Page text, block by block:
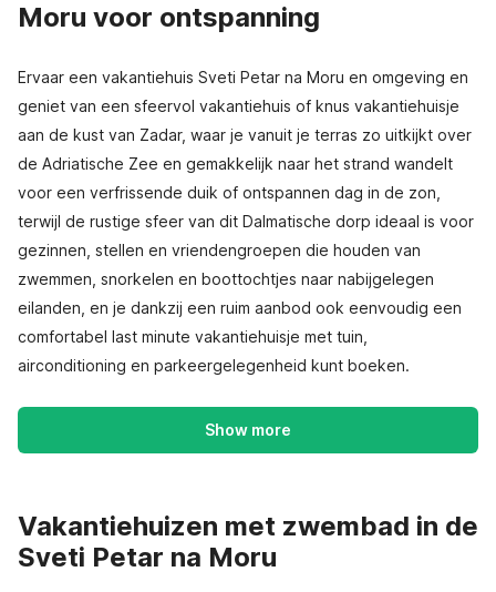
Moru voor ontspanning
Ervaar een vakantiehuis Sveti Petar na Moru en omgeving en
geniet van een sfeervol vakantiehuis of knus vakantiehuisje
aan de kust van Zadar, waar je vanuit je terras zo uitkijkt over
de Adriatische Zee en gemakkelijk naar het strand wandelt
voor een verfrissende duik of ontspannen dag in de zon,
terwijl de rustige sfeer van dit Dalmatische dorp ideaal is voor
gezinnen, stellen en vriendengroepen die houden van
zwemmen, snorkelen en boottochtjes naar nabijgelegen
eilanden, en je dankzij een ruim aanbod ook eenvoudig een
comfortabel last minute vakantiehuisje met tuin,
airconditioning en parkeergelegenheid kunt boeken.
Show more
Vakantiehuizen met zwembad in de
Sveti Petar na Moru